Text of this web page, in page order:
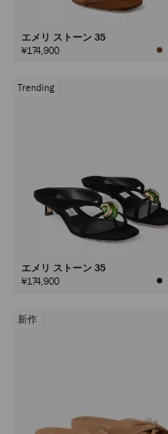
エメリ ストーン 35
¥174,900
Trending
エメリ ストーン 35
¥174,900
新作